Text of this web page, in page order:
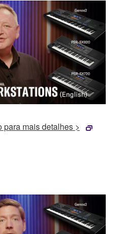
para mais detalhes >